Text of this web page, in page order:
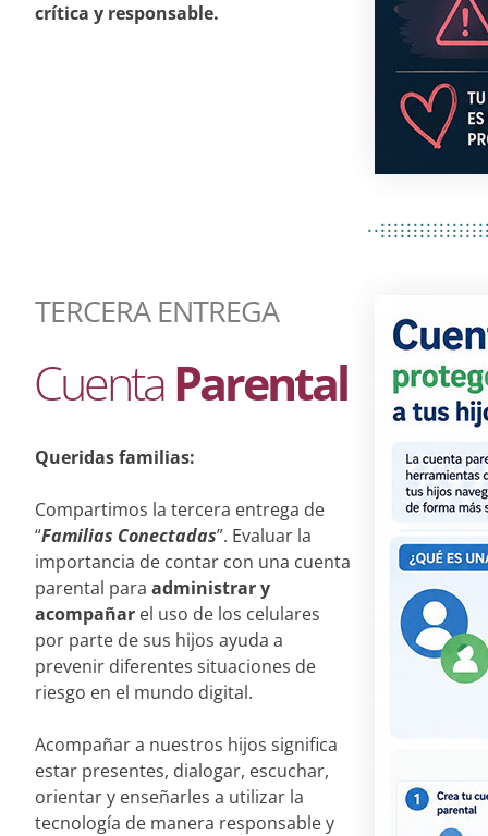
crítica y responsable.
TERCERA ENTREGA
Queridas familias:
Compartimos la tercera entrega de
“Familias Conectadas”. Evaluar la
importancia de contar con una cuenta
parental para administrar y
acompañar el uso de los celulares
por parte de sus hijos ayuda a
prevenir diferentes situaciones de
riesgo en el mundo digital.
Acompañar a nuestros hijos significa
estar presentes, dialogar, escuchar,
orientar y enseñarles a utilizar la
tecnología de manera responsable y
CuentaParental